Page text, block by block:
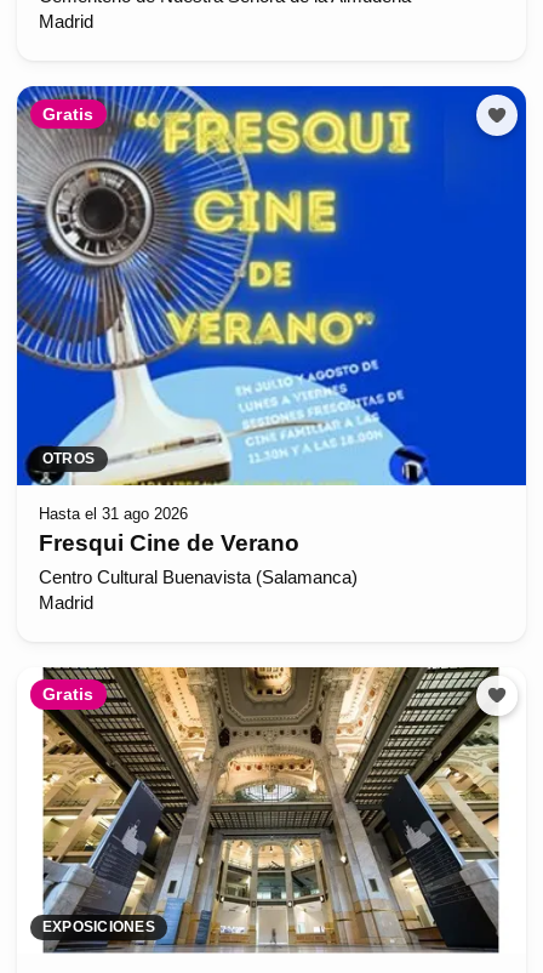
Madrid
Gratis
OTROS
Hasta el 31 ago 2026
Fresqui Cine de Verano
Centro Cultural Buenavista (Salamanca)
Madrid
Gratis
EXPOSICIONES